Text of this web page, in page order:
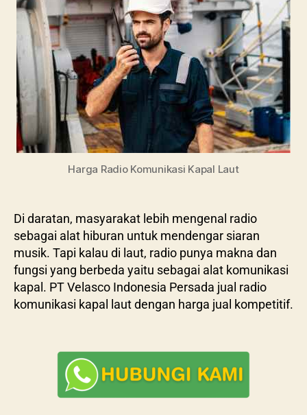
Harga Radio Komunikasi Kapal Laut
Di daratan, masyarakat lebih mengenal radio
sebagai alat hiburan untuk mendengar siaran
musik. Tapi kalau di laut, radio punya makna dan
fungsi yang berbeda yaitu sebagai alat komunikasi
kapal. PT Velasco Indonesia Persada jual radio
komunikasi kapal laut dengan harga jual kompetitif.